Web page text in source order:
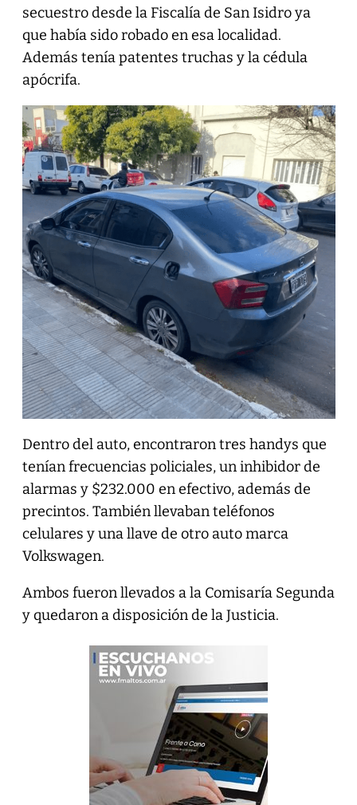
secuestro desde la Fiscalía de San Isidro ya
que había sido robado en esa localidad.
Además tenía patentes truchas y la cédula
apócrifa.
Dentro del auto, encontraron tres handys que
tenían frecuencias policiales, un inhibidor de
alarmas y $232.000 en efectivo, además de
precintos. También llevaban teléfonos
celulares y una llave de otro auto marca
Volkswagen.
Ambos fueron llevados a la Comisaría Segunda
y quedaron a disposición de la Justicia.